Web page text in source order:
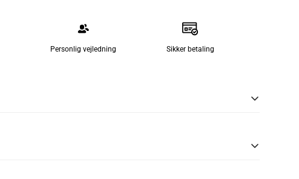
Personlig vejledning Sikker betaling